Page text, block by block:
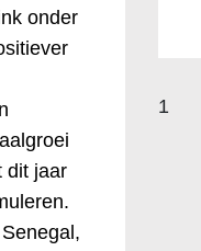
onder
dit jaar
1